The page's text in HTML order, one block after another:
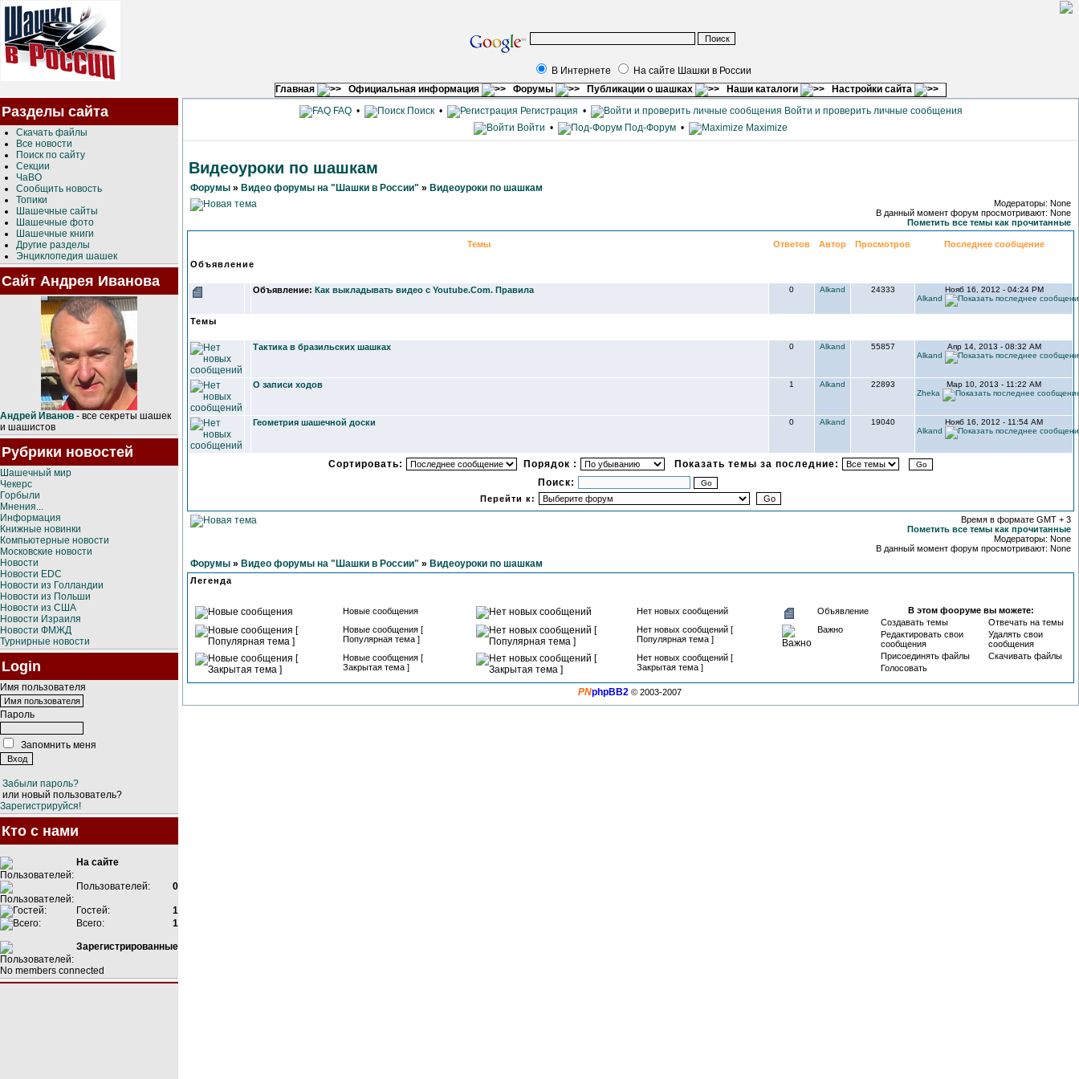
В Интернете
На сайте Шашки в России
Главная
Официальная информация Форумы Публикации о шашках Наши каталоги Настройки сайта
Разделы сайта
Скачать файлы
Все новости
Поиск по сайту
Секции
ЧаВО
Сообщить новость
Топики
Шашечные сайты
Шашечные фото
Шашечные книги
Другие разделы
Энциклопедия шашек
Сайт Андрея Иванова
Андрей Иванов - все секреты шашек
и шашистов
Рубрики новостей
Шашечный мир
Чекерс
Горбыли
Мнения...
Информация
Книжные новинки
Компьютерные новости
Московские новости
Новости
Новости EDC
Новости из Голландии
Новости из Польши
Новости из США
Новости Израиля
Новости ФМЖД
Турнирные новости
Login
Имя пользователя
Пароль
Запомнить меня
Забыли пароль?
или новый пользователь?
Зарегистрируйся!
Кто с нами
На сайте
Пользователей: 0
Гостей:
1
Всего:
1
Зарегистрированные
No members connected
FAQ• Поиск• Регистрация •
Войти и проверить личные сообщения
Войти • Под-Форум • Maximize
Видеоуроки по шашкам
Форумы » Видео форумы на "Шашки в России" » Видеоуроки по шашкам
Модераторы: None
В данный момент форум просмотривают: None
Пометить все темы как прочитанные
Темы Ответов Автор Просмотров Последнее сообщение
Объявление
Объявление: Как выкладывать видео с Youtube.Com. Правила 0 Alkand 24333
Нояб 16, 2012 - 04:24 PM
Alkand
Темы
Тактика в бразильских шашках 0 Alkand 55857
Апр 14, 2013 - 08:32 AM
Alkand
О записи ходов 1 Alkand 22893
Мар 10, 2013 - 11:22 AM
Zheka
Геометрия шашечной доски 0 Alkand 19040
Нояб 16, 2012 - 11:54 AM
Alkand
Сортировать: Порядок :
Показать темы за последние:
Поиск:
Перейти к:
Время в формате GMT + 3
Пометить все темы как прочитанные
Модераторы: None
В данный момент форум просмотривают: None
Форумы » Видео форумы на "Шашки в России" » Видеоуроки по шашкам
Легенда
Новые сообщения Нет новых сообщений
Объявление
Новые сообщения [
Популярная тема ]
Нет новых сообщений [
Популярная тема ]
Важно
Новые сообщения [
Закрытая тема ]
Нет новых сообщений [
Закрытая тема ]
В этом фооруме вы можете:
Создавать темы
Отвечать на темы
Редактировать свои
сообщения
Удалять свои
сообщения
Присоединять файлы
Скачивать файлы
Голосовать
PNphpBB2 © 2003-2007